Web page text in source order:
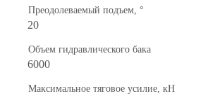
Преодолеваемый подъем, °
20
Объем гидравлического бака
6000
Максимальное тяговое усилие, кН